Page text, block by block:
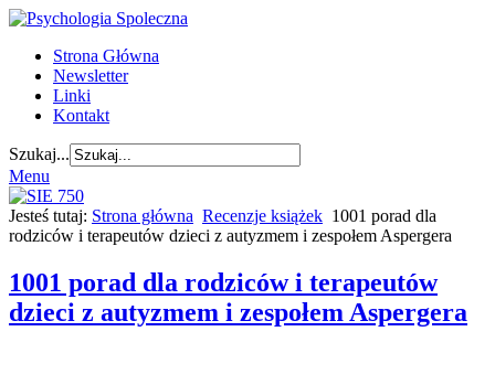
Strona Główna
Newsletter
Linki
Kontakt
Szukaj...
Menu
Jesteś tutaj: Strona główna Recenzje książek 1001 porad dla
rodziców i terapeutów dzieci z autyzmem i zespołem Aspergera
1001 porad dla rodziców i terapeutów
dzieci z autyzmem i zespołem Aspergera